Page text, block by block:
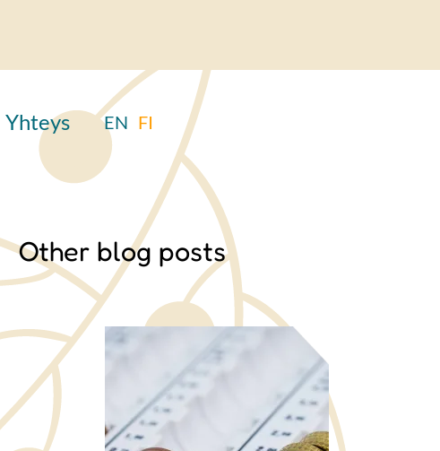
Yhteys EN FI
Other blog posts